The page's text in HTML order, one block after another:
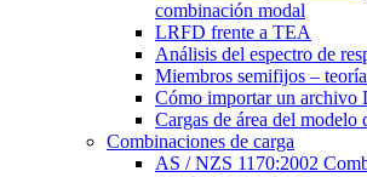
combinación modal
LRFD frente a TEA
Análisis del espectro de
Miembros semifijos –
Cómo importar un
Cargas de área del modelo
Combinaciones de carga
AS / NZS 1170:2002